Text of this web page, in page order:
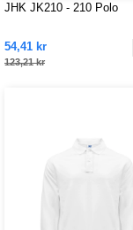
JHK JK210 - 210 Polo
54,41 kr
123,21 kr